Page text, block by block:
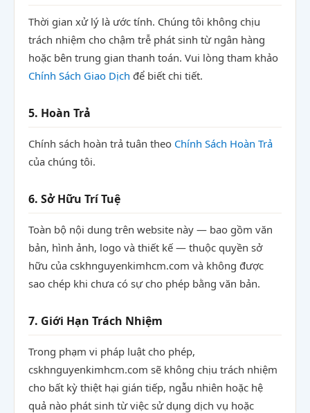
Thời gian xử lý là ước tính. Chúng tôi không chịu
trách nhiệm cho chậm trễ phát sinh từ ngân hàng
hoặc bên trung gian thanh toán. Vui lòng tham khảo
Chính Sách Giao Dịch để biết chi tiết.
5. Hoàn Trả
Chính sách hoàn trả tuân theo Chính Sách Hoàn Trả
của chúng tôi.
6. Sở Hữu Trí Tuệ
Toàn bộ nội dung trên website này — bao gồm văn
bản, hình ảnh, logo và thiết kế — thuộc quyền sở
hữu của cskhnguyenkimhcm.com và không được
sao chép khi chưa có sự cho phép bằng văn bản.
7. Giới Hạn Trách Nhiệm
Trong phạm vi pháp luật cho phép,
cskhnguyenkimhcm.com sẽ không chịu trách nhiệm
cho bất kỳ thiệt hại gián tiếp, ngẫu nhiên hoặc hệ
quả nào phát sinh từ việc sử dụng dịch vụ hoặc